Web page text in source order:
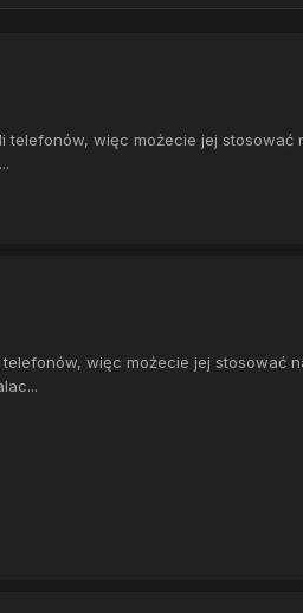
więc możecie jej stosować
więc możecie jej stosować